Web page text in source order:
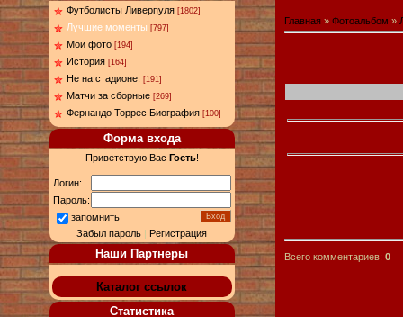
Футболисты Ливерпуля [1802]
Лучшие моменты [797]
Мои фото [194]
История [164]
Не на стадионе. [191]
Матчи за сборные [269]
Фернандо Торрес Биография [100]
Форма входа
Приветствую Вас Гость!
Логин:
Пароль:
запомнить
Забыл пароль |Регистрация
Наши Партнеры
Каталог ссылок
Статистика
Главная » Фотоальбом »
Всего комментариев: 0